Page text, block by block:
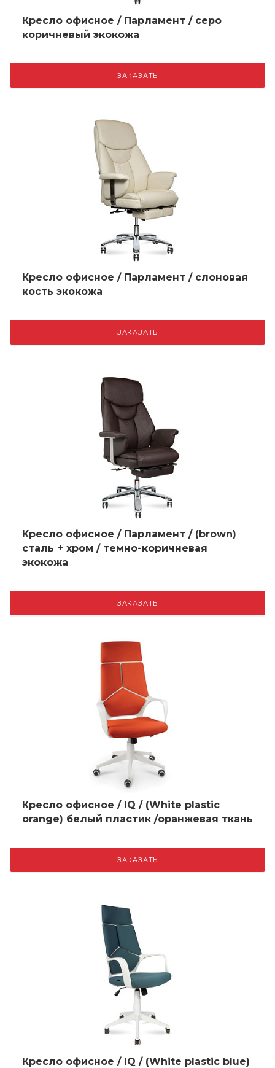
Кресло офисное / Парламент / серо
коричневый экокожа
ЗАКАЗАТЬ
Кресло офисное / Парламент / слоновая
кость экокожа
ЗАКАЗАТЬ
Кресло офисное / Парламент / (brown)
сталь + хром / темно-коричневая
экокожа
ЗАКАЗАТЬ
Кресло офисное / IQ / (White plastic
orange) белый пластик /оранжевая ткань
ЗАКАЗАТЬ
Кресло офисное / IQ / (White plastic blue)